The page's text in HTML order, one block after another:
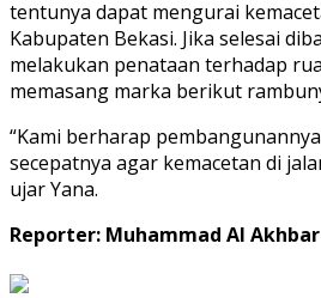
tentunya dapat mengurai
Kabupaten Bekasi. Jika selesai
melakukan penataan terhadap
memasang marka berikut
“Kami berharap
secepatnya agar kemacetan di
ujar Yana.
Reporter: Muhammad Al Akhbar